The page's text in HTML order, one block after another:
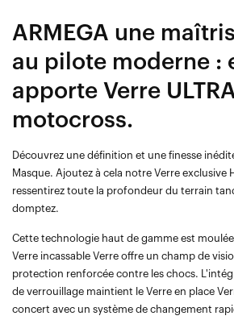
ARMEGA une
au pilote moderne :
apporte Verre
motocross.
Découvrez une définition et une finesse
Masque. Ajoutez à cela notre Verre exclusive
ressentirez toute la profondeur du terrain
domptez.
Cette technologie haut de gamme est
Verre incassable Verre offre un champ de
protection renforcée contre les chocs.
de verrouillage maintient le Verre en place
concert avec un système de changement